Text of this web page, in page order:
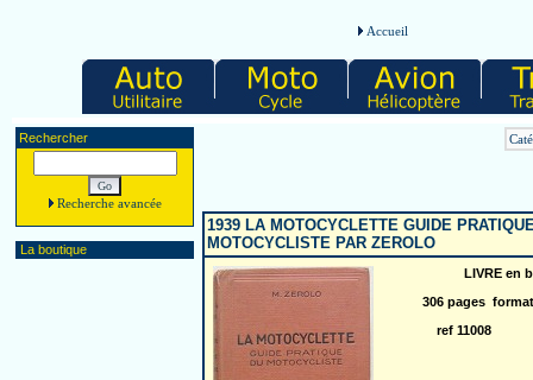
Accueil
Rechercher
Recherche avancée
La boutique
1939 LA MOTOCYCLETTE GUIDE
MOTOCYCLISTE PAR ZEROLO
LIVRE en
306 pages
ref 11008